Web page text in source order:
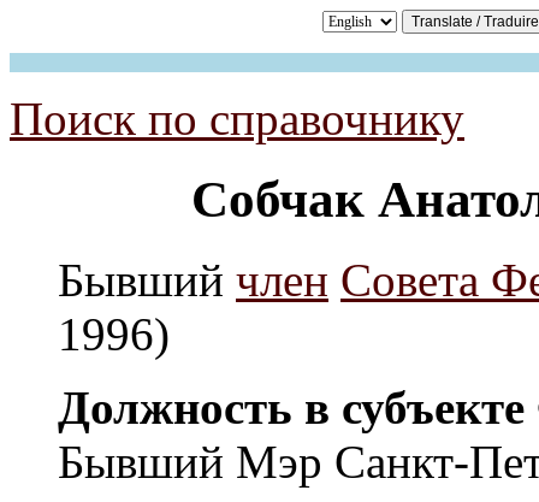
Поиск по справочнику
Собчак
Бывший член Совета
1996)
Должность в
Бывший Мэр Санкт-